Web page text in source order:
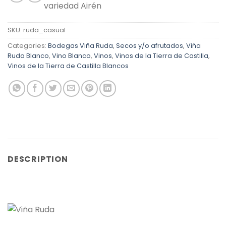
variedad Airén
SKU: ruda_casual
Categories: Bodegas Viña Ruda, Secos y/o afrutados, Viña
Ruda Blanco, Vino Blanco, Vinos, Vinos de la Tierra de Castilla,
Vinos de la Tierra de Castilla Blancos
DESCRIPTION